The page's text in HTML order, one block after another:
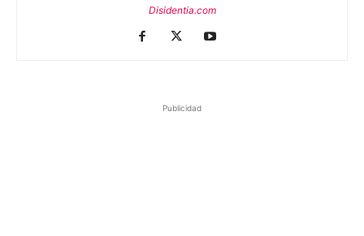
Disidentia.com
Publicidad